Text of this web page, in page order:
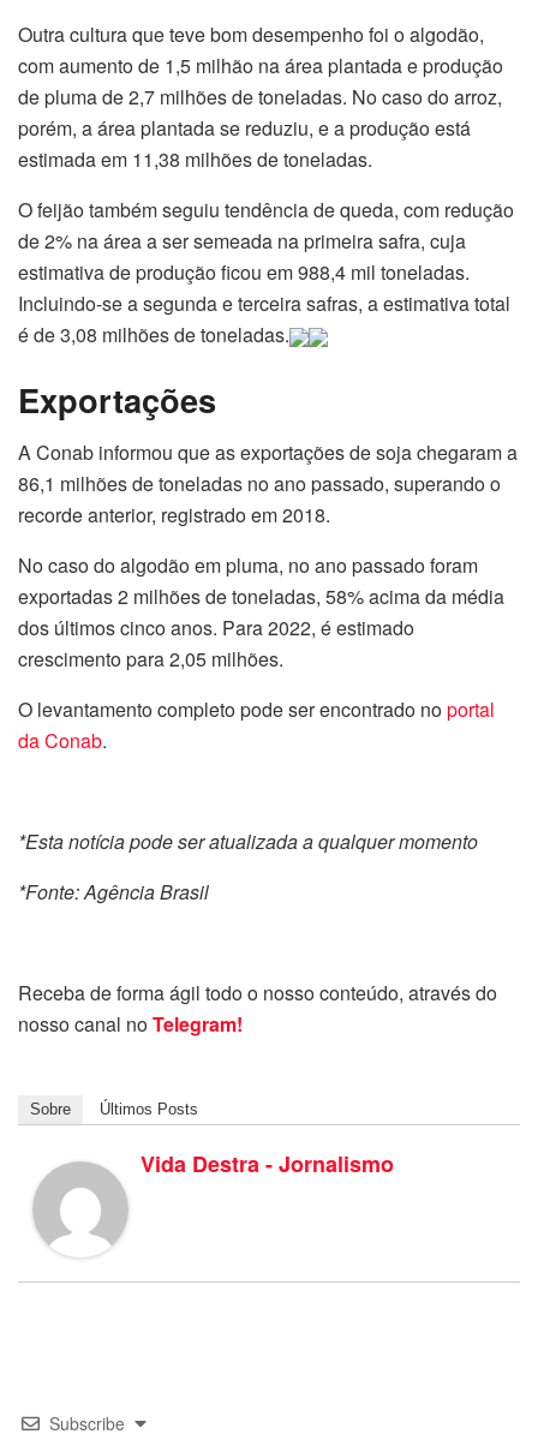
Outra cultura que teve bom desempenho foi o algodão,
com aumento de 1,5 milhão na área plantada e produção
de pluma de 2,7 milhões de toneladas. No caso do arroz,
porém, a área plantada se reduziu, e a produção está
estimada em 11,38 milhões de toneladas.
O feijão também seguiu tendência de queda, com redução
de 2% na área a ser semeada na primeira safra, cuja
estimativa de produção ficou em 988,4 mil toneladas.
Incluindo-se a segunda e terceira safras, a estimativa total
é de 3,08 milhões de toneladas.
Exportações
A Conab informou que as exportações de soja chegaram a
86,1 milhões de toneladas no ano passado, superando o
recorde anterior, registrado em 2018.
No caso do algodão em pluma, no ano passado foram
exportadas 2 milhões de toneladas, 58% acima da média
dos últimos cinco anos. Para 2022, é estimado
crescimento para 2,05 milhões.
O levantamento completo pode ser encontrado noportal
da Conab.
*Esta notícia pode ser atualizada a qualquer momento
*Fonte: Agência Brasil
Receba de forma ágil todo o nosso conteúdo, através do
nosso canal noTelegram!
Sobre Últimos Posts
Vida Destra - Jornalismo
Subscribe